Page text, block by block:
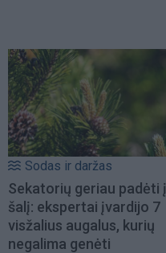
Sodas ir daržas
Sekatorių geriau padėti į
šalį: ekspertai įvardijo 7
visžalius augalus, kurių
negalima genėti